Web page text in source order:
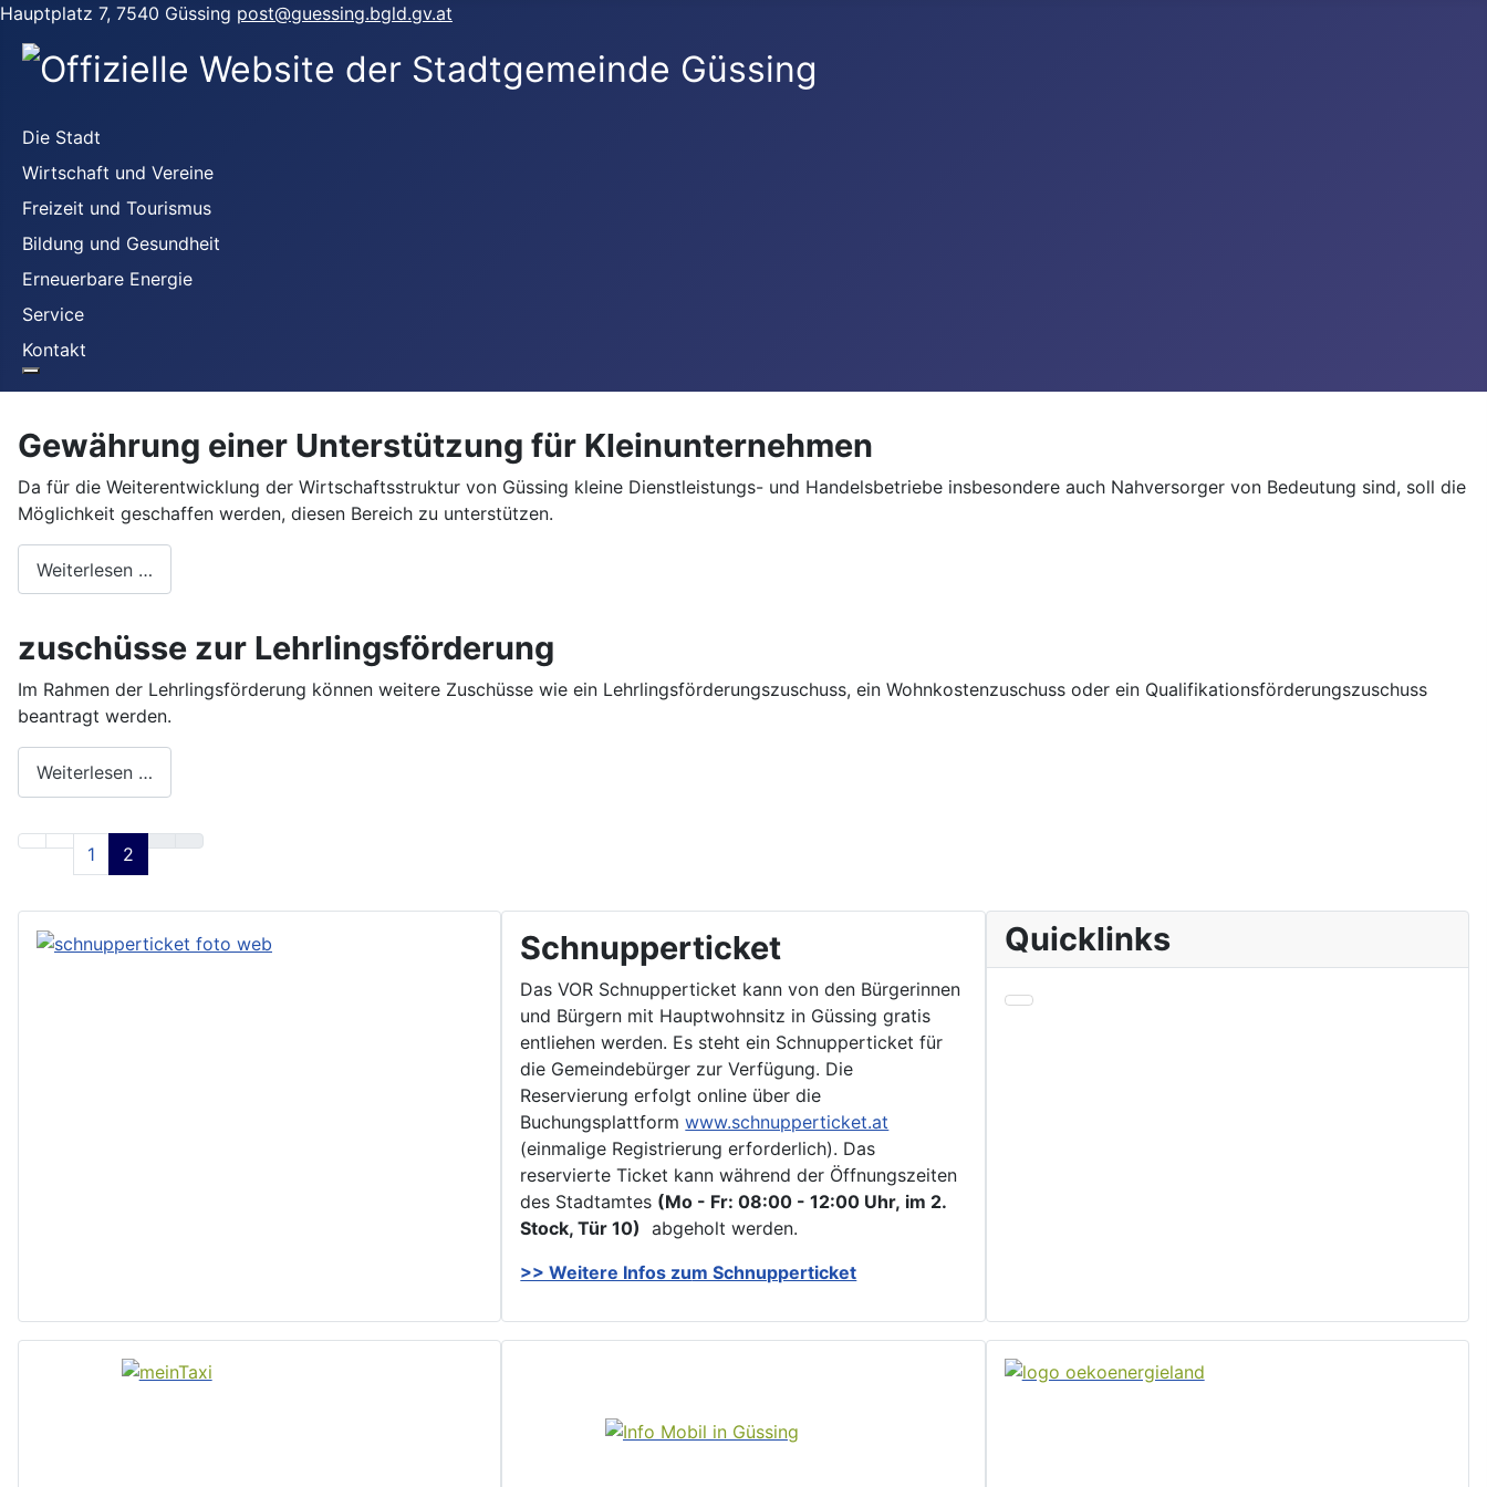
Hauptplatz 7, 7540 Güssing post@guessing.bgld.gv.at
Die Stadt
Wirtschaft und Vereine
Freizeit und Tourismus
Bildung und Gesundheit
Erneuerbare Energie
Service
Kontakt
Gewährung einer Unterstützung für Kleinunternehmen
Da für die Weiterentwicklung der Wirtschaftsstruktur von Güssing kleine Dienstleistungs- und Handelsbetriebe insbesondere auch Nahversorger von Bedeutung sind, soll die
Möglichkeit geschaffen werden, diesen Bereich zu unterstützen.
Weiterlesen …
zuschüsse zur Lehrlingsförderung
Im Rahmen der Lehrlingsförderung können weitere Zuschüsse wie ein Lehrlingsförderungszuschuss, ein Wohnkostenzuschuss oder ein Qualifikationsförderungszuschuss
beantragt werden.
Weiterlesen …
1 2
Schnupperticket
Das VOR Schnupperticket kann von den Bürgerinnen
und Bürgern mit Hauptwohnsitz in Güssing gratis
entliehen werden. Es steht ein Schnupperticket für
die Gemeindebürger zur Verfügung. Die
Reservierung erfolgt online über die
Buchungsplattformwww.schnupperticket.at
(einmalige Registrierung erforderlich). Das
reservierte Ticket kann während der Öffnungszeiten
des Stadtamtes (Mo - Fr: 08:00 - 12:00 Uhr, im 2.
Stock, Tür 10) abgeholt werden.
>> Weitere Infos zum Schnupperticket
Quicklinks